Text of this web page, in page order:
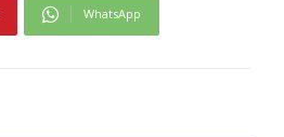
WhatsApp